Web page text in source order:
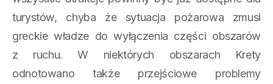
turystów, chyba że sytuacja pożarowa zmusi
greckie władze do wyłączenia części obszarów
z ruchu. W niektórych obszarach Krety
odnotowano także przejściowe problemy